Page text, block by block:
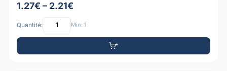
1.27€ – 2.21€
Quantité: Min: 1